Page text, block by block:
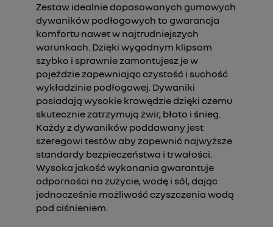
Zestaw idealnie dopasowanych gumowych
dywaników podłogowych to gwarancja
komfortu nawet w najtrudniejszych
warunkach. Dzięki wygodnym klipsom
szybko i sprawnie zamontujesz je w
pojeździe zapewniając czystość i suchość
wykładzinie podłogowej. Dywaniki
posiadają wysokie krawędzie dzięki czemu
skutecznie zatrzymują żwir, błoto i śnieg.
Każdy z dywaników poddawany jest
szeregowi testów aby zapewnić najwyższe
standardy bezpieczeństwa i trwałości.
Wysoka jakość wykonania gwarantuje
odporności na zużycie, wodę i sól, dając
jednocześnie możliwość czyszczenia wodą
pod ciśnieniem.